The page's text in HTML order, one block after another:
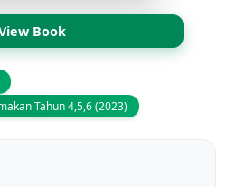
Book
Tahun 4,5,6 (2023)